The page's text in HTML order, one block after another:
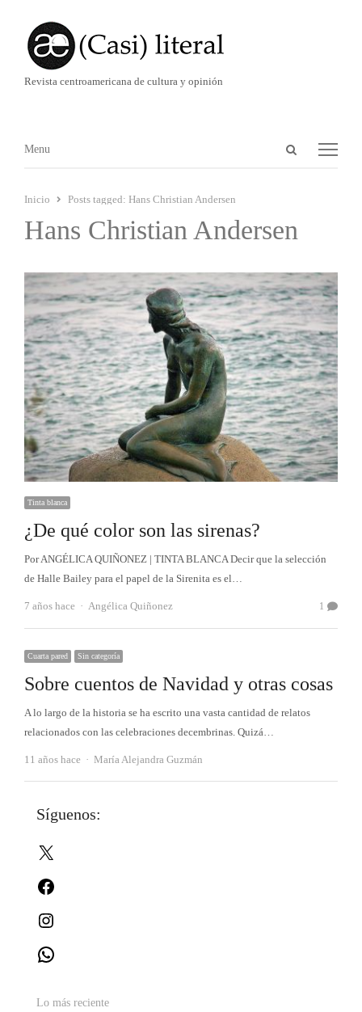
Revista centroamericana de cultura y opinión
Abrir
Menú
Menu
Inicio Posts tagged: Hans Christian Andersen
Hans Christian Andersen
Tinta blanca
¿De qué color son las sirenas?
Por ANGÉLICA QUIÑONEZ | TINTA BLANCA Decir que la selección
de Halle Bailey para el papel de la Sirenita es el…
7 años hace Autor
Angélica Quiñonez 1
Cuarta pared Sin categoría
Sobre cuentos de Navidad y otras cosas
A lo largo de la historia se ha escrito una vasta cantidad de relatos
relacionados con las celebraciones decembrinas. Quizá…
11 años hace Autor
María Alejandra Guzmán
Síguenos:
Lo más reciente